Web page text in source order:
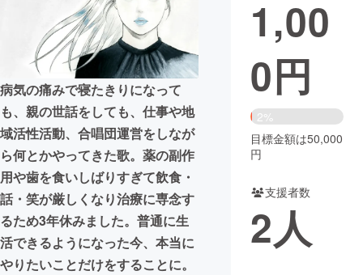
映像・映画 書籍・雑誌
ビジネス・起業 チャレンジ
まちづくり・地域活性化
CAMPFIRE for Social Good
CAMPFIRE Creation
CAMPFIREふるさと納税 machi-ya コミュニティ
病気の痛みで寝たきりになって
も、親の世話をしても、仕事や地
域活性活動、合唱団運営をしなが
ら何とかやってきた歌。薬の副作
用や歯を食いしばりすぎて飲食・
話・笑が厳しくなり治療に専念す
るため3年休みました。普通に生
活できるようになった今、本当に
やりたいことだけをすることに。
1,00
0円
2%
目標金額は50,000
円
支援者数
2人